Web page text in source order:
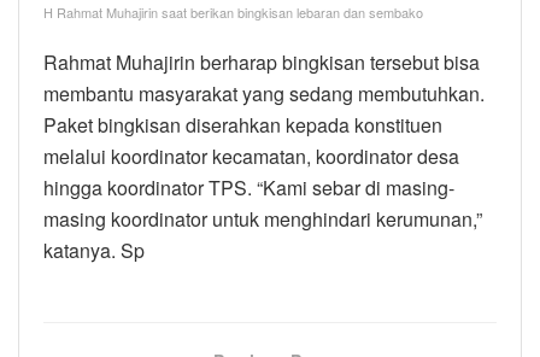
H Rahmat Muhajirin saat berikan bingkisan lebaran dan sembako
Rahmat Muhajirin berharap bingkisan tersebut bisa
membantu masyarakat yang sedang membutuhkan.
Paket bingkisan diserahkan kepada konstituen
melalui koordinator kecamatan, koordinator desa
hingga koordinator TPS. “Kami sebar di masing-
masing koordinator untuk menghindari kerumunan,”
katanya. Sp